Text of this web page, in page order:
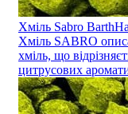
Хміль Sabro
Хміль SABRO
хміль, що
цитрусових